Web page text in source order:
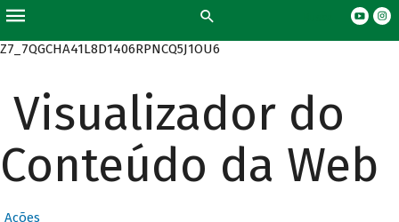
Z7_7QGCHA41L8D1406RPNCQ5J1OU6
Visualizador do
Conteúdo da Web
Ações